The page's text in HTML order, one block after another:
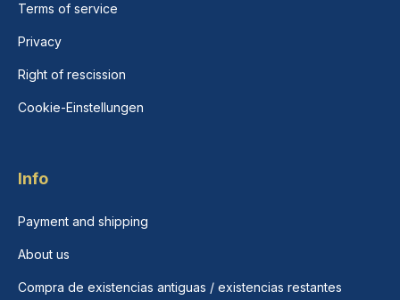
Terms of service
Privacy
Right of rescission
Cookie-Einstellungen
Info
Payment and shipping
About us
Compra de existencias antiguas / existencias restantes